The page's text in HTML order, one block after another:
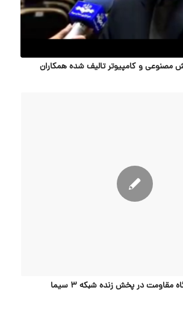
مصنوعی و کامپیوتر تالیف شده همکاران
مقاومت در پخش زنده شبکه 3 سیما